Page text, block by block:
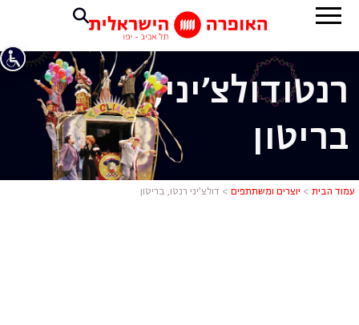
דולצ'יני
רנטודולצ'יני,
בריטון
עמוד הבית > יוצרים ומשתתפים > דולצ’יני רנטו, בריטון